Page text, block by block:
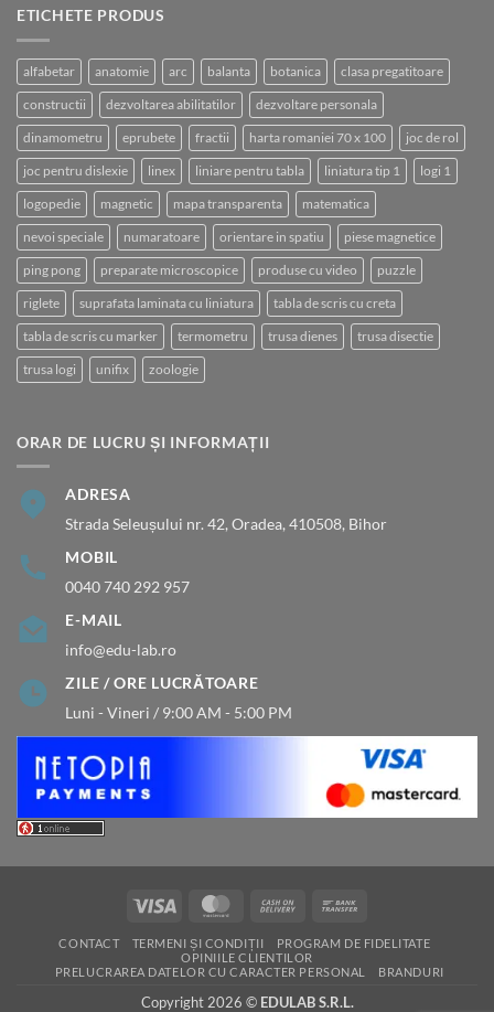
ETICHETE PRODUS
alfabetar anatomie arc balanta botanica clasa pregatitoare
constructii dezvoltarea abilitatilor dezvoltare personala
dinamometru eprubete fractii harta romaniei 70 x 100 joc de rol
joc pentru dislexie linex liniare pentru tabla liniatura tip 1 logi 1
logopedie magnetic mapa transparenta matematica
nevoi speciale numaratoare orientare in spatiu piese magnetice
ping pong preparate microscopice produse cu video puzzle
riglete suprafata laminata cu liniatura tabla de scris cu creta
tabla de scris cu marker termometru trusa dienes trusa disectie
trusa logi unifix zoologie
ORAR DE LUCRU ȘI INFORMAȚII
ADRESA
Strada Seleușului nr. 42, Oradea, 410508, Bihor
MOBIL
0040 740 292 957
E-MAIL
info@edu-lab.ro
ZILE / ORE LUCRĂTOARE
Luni - Vineri / 9:00 AM - 5:00 PM
Visa MasterCardCash
Delivery
CONTACT TERMENI ȘI CONDIȚII
PROGRAM DE FIDELITATE
OPINIILE CLIENTILOR
PRELUCRAREA DATELOR CU CARACTER PERSONAL
BRANDURI
Copyright 2026 © EDULAB S.R.L.